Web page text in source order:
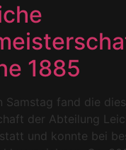
1885
Samstag fand die
der Abteilung
und konnte bei